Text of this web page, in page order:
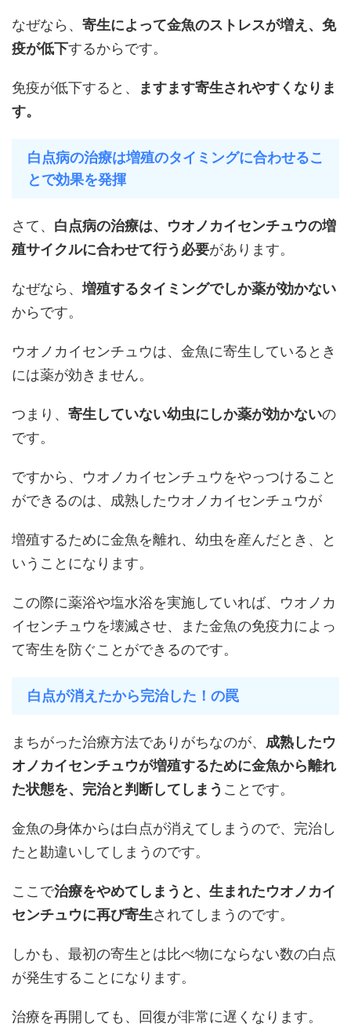
なぜなら、 寄生によって金魚のストレスが増え、免
疫が低下するからです。
免疫が低下すると、
ますます寄生されやすくなりま
す。
白点病の治療は増殖のタイミングに合わせるこ
とで効果を発揮
さて、 白点病の治療は、ウオノカイセンチュウの増
殖サイクルに合わせて行う必要があります。
なぜなら、 増殖するタイミングでしか薬が効かない
からです。
ウオノカイセンチュウは、金魚に寄生しているとき
には薬が効きません。
つまり、 寄生していない幼虫にしか薬が効かないの
です。
ですから、ウオノカイセンチュウをやっつけること
ができるのは、成熟したウオノカイセンチュウが
増殖するために金魚を離れ、幼虫を産んだとき、と
いうことになります。
この際に薬浴や塩水浴を実施していれば、ウオノカ
イセンチュウを壊滅させ、また金魚の免疫力によっ
て寄生を防ぐことができるのです。
白点が消えたから完治した！の罠
まちがった治療方法でありがちなのが、 成熟したウ
オノカイセンチュウが増殖するために金魚から離れ
た状態を、完治と判断してしまう ことです。
金魚の身体からは白点が消えてしまうので、完治し
たと勘違いしてしまうのです。
ここで治療をやめてしまうと、生まれたウオノカイ
センチュウに再び寄生されてしまうのです。
しかも、最初の寄生とは比べ物にならない数の白点
が発生することになります。
治療を再開しても、回復が非常に遅くなります。